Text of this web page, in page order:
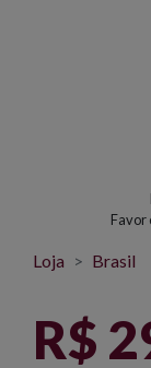
Favor
Loja Brasil
R$